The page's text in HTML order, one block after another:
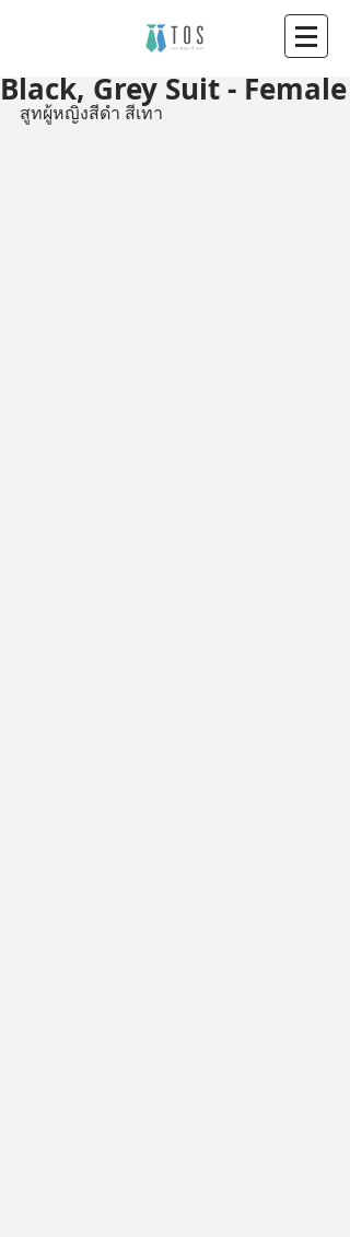
Black, Grey Suit - Female
สูทผู้หญิงสีดำ สีเทา